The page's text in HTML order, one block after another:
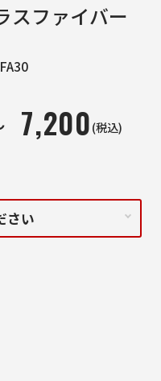
ファイバー
7,200(税込)
さい